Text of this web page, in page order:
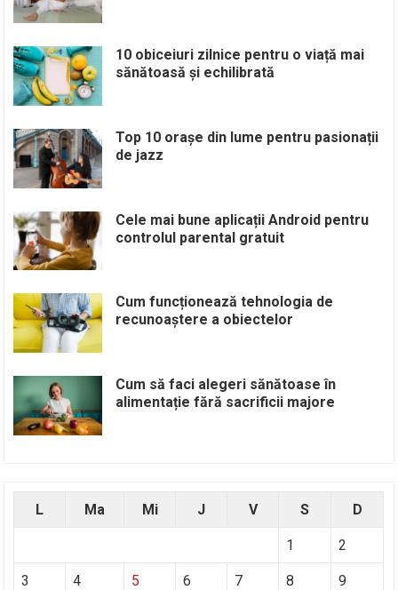
10 obiceiuri zilnice pentru o viață mai
sănătoasă și echilibrată
Top 10 orașe din lume pentru pasionații
de jazz
Cele mai bune aplicații Android pentru
controlul parental gratuit
Cum funcționează tehnologia de
recunoaștere a obiectelor
Cum să faci alegeri sănătoase în
alimentație fără sacrificii majore
L Ma Mi J V S D
1 2
3 4 5 6 7 8 9